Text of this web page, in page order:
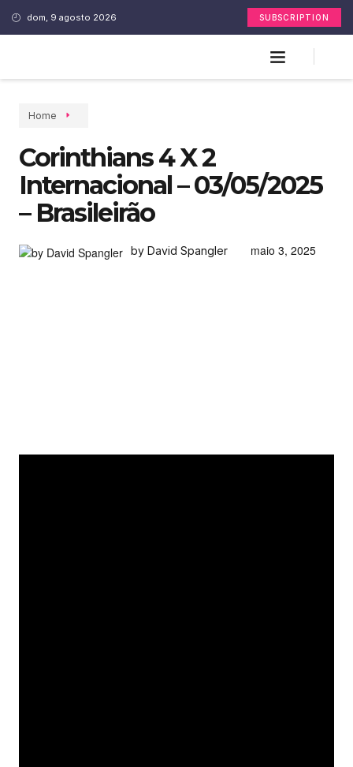
dom, 9 agosto 2026 SUBSCRIPTION
Home
Corinthians 4 X 2
Internacional – 03/05/2025
– Brasileirão
by David Spangler maio 3, 2025